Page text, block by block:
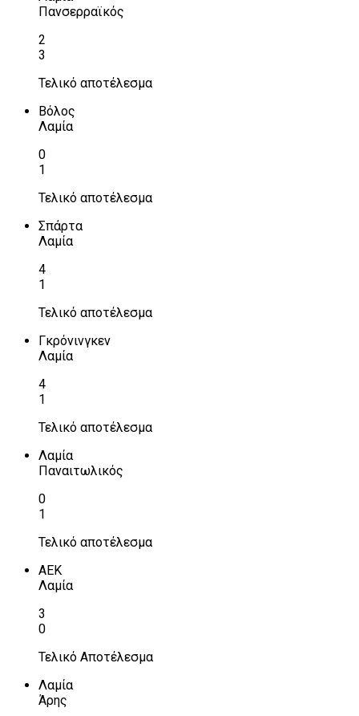
Πανσερραϊκός
2
3
Τελικό αποτέλεσμα
Βόλος
Λαμία
0
1
Τελικό αποτέλεσμα
Σπάρτα
Λαμία
4
1
Τελικό αποτέλεσμα
Γκρόνινγκεν
Λαμία
4
1
Τελικό αποτέλεσμα
Λαμία
Παναιτωλικός
0
1
Τελικό αποτέλεσμα
ΑΕΚ
Λαμία
3
0
Τελικό Αποτέλεσμα
Λαμία
Άρης